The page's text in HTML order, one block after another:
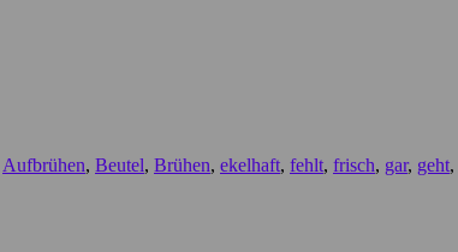
Aufbrühen, Beutel, Brühen, ekelhaft, fehlt, frisch, gar, geht,